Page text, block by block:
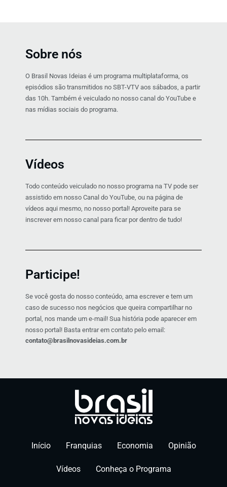
Sobre nós
O Brasil Novas Ideias é um programa multiplataforma, os
episódios são transmitidos no SBT-VTV aos sábados, a partir
das 10h. Também é veiculado no nosso canal do YouTube e
nas mídias sociais do programa.
Vídeos
Todo conteúdo veiculado no nosso programa na TV pode ser
assistido em nosso Canal do YouTube, ou na página de
vídeos aqui mesmo, no nosso portal! Aproveite para se
inscrever em nosso canal para ficar por dentro de tudo!
Participe!
Se você gosta do nosso conteúdo, ama escrever e tem um
caso de sucesso nos negócios que queira compartilhar no
portal, nos mande um e-mail! Sua história pode aparecer em
nosso portal! Basta entrar em contato pelo email:
contato@brasilnovasideias.com.br
Início Franquias Economia Opinião
Vídeos Conheça o Programa